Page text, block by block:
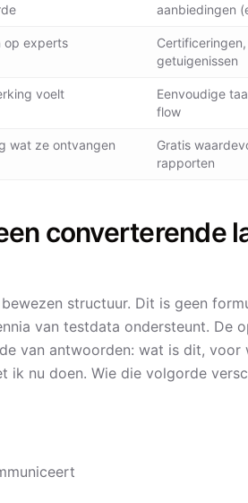
aanbiedingen
op experts
getuigenissen
voelt
Eenvoudige
flow
wat ze ontvangen
Gratis
rapporten
converterende
structuur. Dit is geen
van testdata ondersteunt. De
van antwoorden: wat is dit, voor
ik nu doen. Wie die volgorde